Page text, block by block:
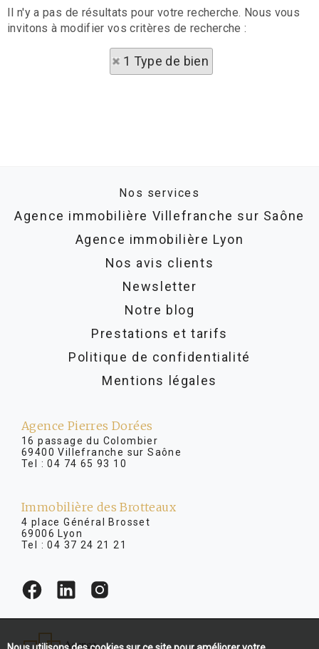
Il n'y a pas de résultats pour votre recherche. Nous vous
invitons à modifier vos critères de recherche :
1 Type de bien
Nos services
Agence immobilière Villefranche sur Saône
Agence immobilière Lyon
Nos avis clients
Newsletter
Notre blog
Prestations et tarifs
Politique de confidentialité
Mentions légales
Agence Pierres Dorées
16 passage du Colombier
69400 Villefranche sur Saône
Tel :04 74 65 93 10
Immobilière des Brotteaux
4 place Général Brosset
69006 Lyon
Tel :04 37 24 21 21